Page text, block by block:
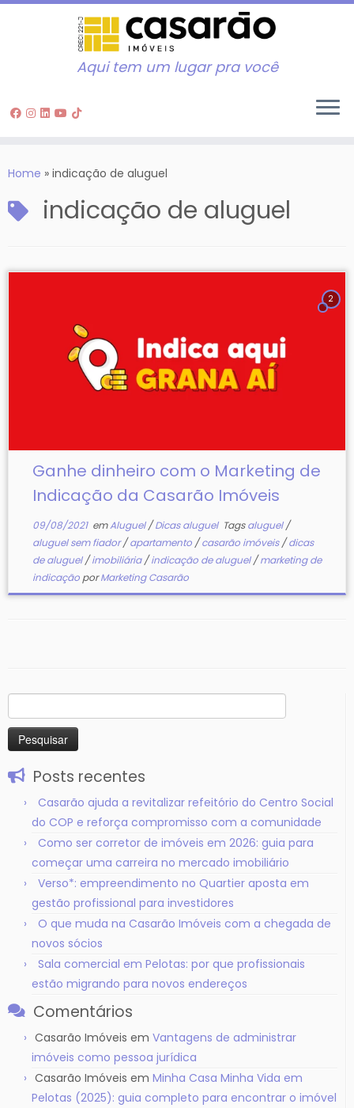
to
Aqui tem um lugar pra você
Home » indicação de aluguel
indicação de aluguel
2
Ganhe dinheiro com o Marketing de
Indicação da Casarão Imóveis
09/08/2021emAluguel/Dicas aluguel Tagsaluguel/
aluguel sem fiador/apartamento /casarão imóveis/dicas
de aluguel/imobiliária/indicação de aluguel/marketing de
indicação porMarketing Casarão
por:
Posts recentes
Casarão ajuda a revitalizar refeitório do Centro Social
do COP e reforça compromisso com a comunidade
Como ser corretor de imóveis em 2026: guia para
começar uma carreira no mercado imobiliário
Verso*: empreendimento no Quartier aposta em
gestão profissional para investidores
O que muda na Casarão Imóveis com a chegada de
novos sócios
Sala comercial em Pelotas: por que profissionais
estão migrando para novos endereços
Comentários
Casarão Imóveis em Vantagens de administrar
imóveis como pessoa jurídica
Casarão Imóveis em Minha Casa Minha Vida em
Pelotas (2025): guia completo para encontrar o imóvel